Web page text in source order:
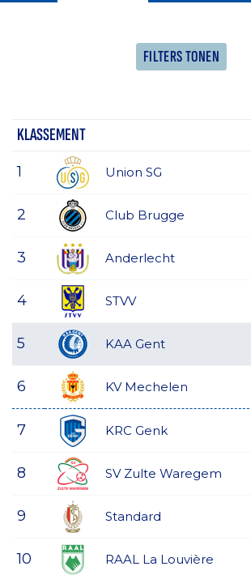
FILTERS TONEN
KLASSEMENT
1 Union SG
2 Club Brugge
3 Anderlecht
4 STVV
5 KAA Gent
6 KV Mechelen
7 KRC Genk
8 SV Zulte Waregem
9 Standard
10 RAAL La Louvière